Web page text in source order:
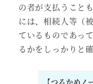
の者が支払うこと
には、相続人等（
ているものであっ
るかをしっかりと
【つるかめノ